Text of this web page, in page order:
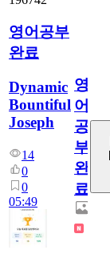
영어공부
완료
Dynamic
Bountiful
Joseph
14
0
0
05:49
영
어
공
부
완
료